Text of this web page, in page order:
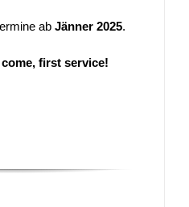
abJänner 2025.
first service!